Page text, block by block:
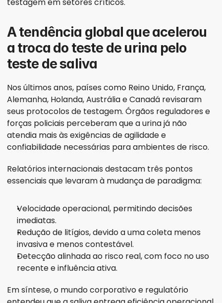
A tendência global que acelerou
a troca do teste de urina pelo
teste de saliva
Nos últimos anos, países como Reino Unido, França,
Alemanha, Holanda, Austrália e Canadá revisaram
seus protocolos de testagem. Órgãos reguladores e
forças policiais perceberam que a urina já não
atendia mais às exigências de agilidade e
confiabilidade necessárias para ambientes de risco.
Relatórios internacionais destacam três pontos
essenciais que levaram à mudança de paradigma:
Velocidade operacional, permitindo decisões
imediatas.
Redução de litígios, devido a uma coleta menos
invasiva e menos contestável.
Detecção alinhada ao risco real, com foco no uso
recente e influência ativa.
Em síntese, o mundo corporativo e regulatório